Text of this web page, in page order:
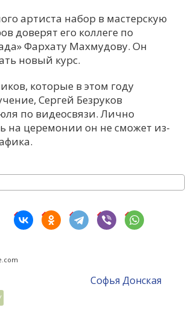
артиста набор в мастерскую
доверят его коллеге по
Фархату Махмудову. Он
новый курс.
которые в этом году
Сергей Безруков
по видеосвязи. Лично
на церемонии он не сможет из-
Софья Донская